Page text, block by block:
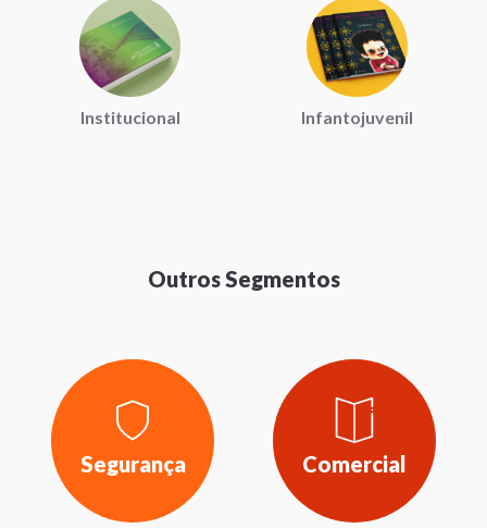
Institucional Infantojuvenil
Outros Segmentos
Segurança Comercial